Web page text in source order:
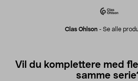
Clas Ohlson- Se alle
Vil du komplettere med
samme